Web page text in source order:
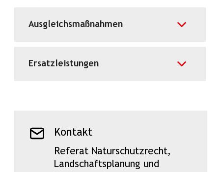
Ausgleichsmaßnahmen
Ersatzleistungen
Kontakt
Referat Naturschutzrecht,
Landschaftsplanung und